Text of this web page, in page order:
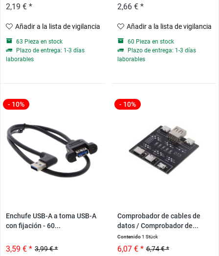
2,19 € *
Añadir a la lista de vigilancia
63 Pieza en stock
Plazo de entrega: 1-3 días
laborables
2,66 € *
Añadir a la lista de vigilancia
60 Pieza en stock
Plazo de entrega: 1-3 días
laborables
- 10%
Enchufe USB-A a toma USB-A
con fijación - 60...
3,99 € *
3,59 € *
- 10%
Comprobador de cables de
datos / Comprobador de...
Contenido1 Stück
6,74 € *
6,07 € *